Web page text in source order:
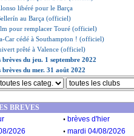
libéré pour le Barça
au Barça (officiel)
pour remplacer Touré (officiel)
Car cédé à Southampton ! (officiel)
prêté à Valence (officiel)
brèves du jeu. 1 septembre 2022
brèves du mer. 31 août 2022
BREVES
. brèves d'hier
2026 . mardi 04/08/2026